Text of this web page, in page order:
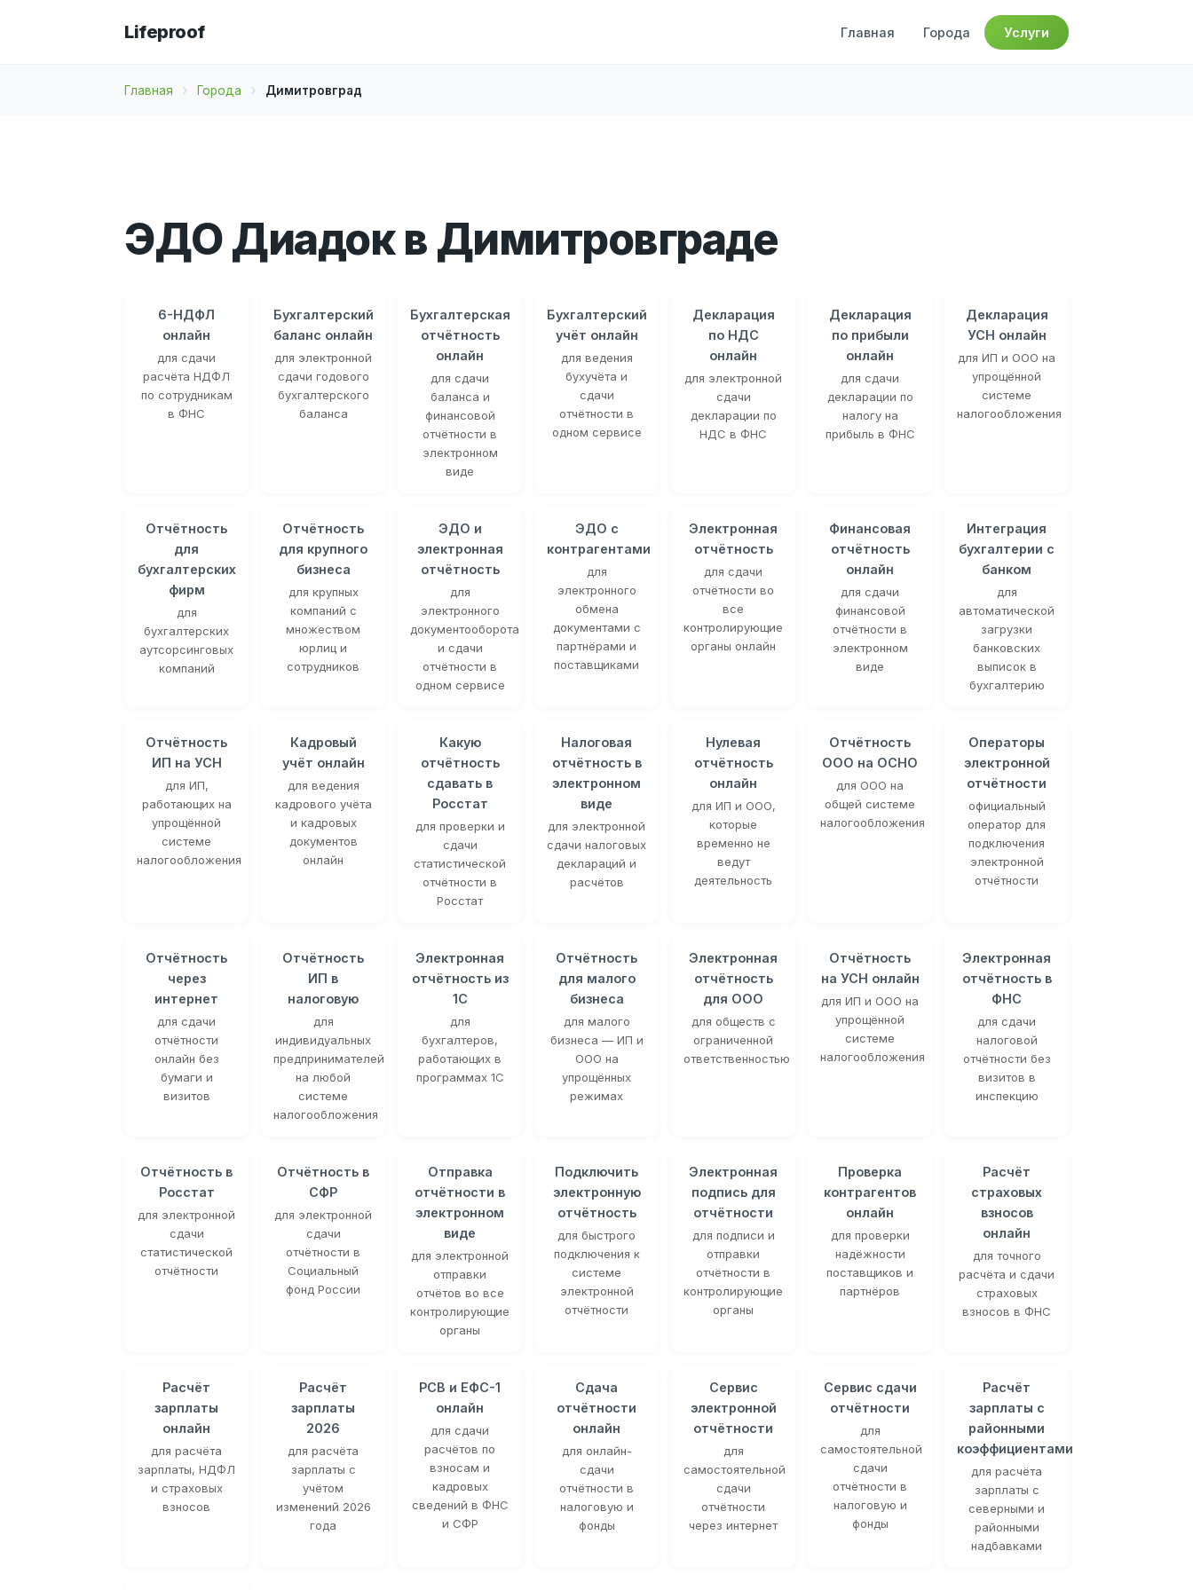
Lifeproof Главная Города Услуги
Главная Города Димитровград
ЭДО Диадок в Димитровграде
6-НДФЛ
онлайн
для сдачи
расчёта НДФЛ
по сотрудникам
в ФНС
Бухгалтерский
баланс онлайн
для электронной
сдачи годового
бухгалтерского
баланса
Бухгалтерская
отчётность
онлайн
для сдачи
баланса и
финансовой
отчётности в
электронном
виде
Бухгалтерский
учёт онлайн
для ведения
бухучёта и
сдачи
отчётности в
одном сервисе
Декларация
по НДС
онлайн
для электронной
сдачи
декларации по
НДС в ФНС
Декларация
по прибыли
онлайн
для сдачи
декларации по
налогу на
прибыль в ФНС
Декларация
УСН онлайн
для ИП и ООО на
упрощённой
системе
налогообложения
Отчётность
для
бухгалтерских
фирм
для
бухгалтерских
аутсорсинговых
компаний
Отчётность
для крупного
бизнеса
для крупных
компаний с
множеством
юрлиц и
сотрудников
ЭДО и
электронная
отчётность
для
электронного
документооборота
и сдачи
отчётности в
одном сервисе
ЭДО с
контрагентами
для
электронного
обмена
документами с
партнёрами и
поставщиками
Электронная
отчётность
для сдачи
отчётности во
все
контролирующие
органы онлайн
Финансовая
отчётность
онлайн
для сдачи
финансовой
отчётности в
электронном
виде
Интеграция
бухгалтерии с
банком
для
автоматической
загрузки
банковских
выписок в
бухгалтерию
Отчётность
ИП на УСН
для ИП,
работающих на
упрощённой
системе
налогообложения
Кадровый
учёт онлайн
для ведения
кадрового учёта
и кадровых
документов
онлайн
Какую
отчётность
сдавать в
Росстат
для проверки и
сдачи
статистической
отчётности в
Росстат
Налоговая
отчётность в
электронном
виде
для электронной
сдачи налоговых
деклараций и
расчётов
Нулевая
отчётность
онлайн
для ИП и ООО,
которые
временно не
ведут
деятельность
Отчётность
ООО на ОСНО
для ООО на
общей системе
налогообложения
Операторы
электронной
отчётности
официальный
оператор для
подключения
электронной
отчётности
Отчётность
через
интернет
для сдачи
отчётности
онлайн без
бумаги и
визитов
Отчётность
ИП в
налоговую
для
индивидуальных
предпринимателей
на любой
системе
налогообложения
Электронная
отчётность из
1С
для
бухгалтеров,
работающих в
программах 1С
Отчётность
для малого
бизнеса
для малого
бизнеса — ИП и
ООО на
упрощённых
режимах
Электронная
отчётность
для ООО
для обществ с
ограниченной
ответственностью
Отчётность
на УСН онлайн
для ИП и ООО на
упрощённой
системе
налогообложения
Электронная
отчётность в
ФНС
для сдачи
налоговой
отчётности без
визитов в
инспекцию
Отчётность в
Росстат
для электронной
сдачи
статистической
отчётности
Отчётность в
СФР
для электронной
сдачи
отчётности в
Социальный
фонд России
Отправка
отчётности в
электронном
виде
для электронной
отправки
отчётов во все
контролирующие
органы
Подключить
электронную
отчётность
для быстрого
подключения к
системе
электронной
отчётности
Электронная
подпись для
отчётности
для подписи и
отправки
отчётности в
контролирующие
органы
Проверка
контрагентов
онлайн
для проверки
надёжности
поставщиков и
партнёров
Расчёт
страховых
взносов
онлайн
для точного
расчёта и сдачи
страховых
взносов в ФНС
Расчёт
зарплаты
онлайн
для расчёта
зарплаты, НДФЛ
и страховых
взносов
Расчёт
зарплаты
2026
для расчёта
зарплаты с
учётом
изменений 2026
года
РСВ и ЕФС-1
онлайн
для сдачи
расчётов по
взносам и
кадровых
сведений в ФНС
и СФР
Сдача
отчётности
онлайн
для онлайн-
сдачи
отчётности в
налоговую и
фонды
Сервис
электронной
отчётности
для
самостоятельной
сдачи
отчётности
через интернет
Сервис сдачи
отчётности
для
самостоятельной
сдачи
отчётности в
налоговую и
фонды
Расчёт
зарплаты с
районными
коэффициентами
для расчёта
зарплаты с
северными и
районными
надбавками